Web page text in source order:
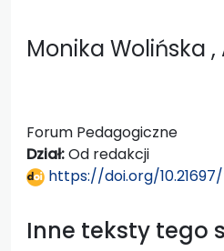
Monika Wolińska ,
Forum Pedagogiczne
Dział:Od redakcji
https://doi.org/10.21697/
Inne teksty tego